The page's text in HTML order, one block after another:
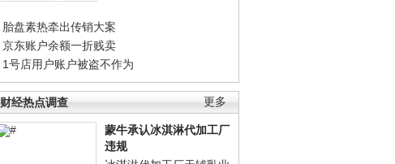
胎盘素热牵出传销大案
京东账户余额一折贱卖
1号店用户账户被盗不作为
更多
财经热点调查
蒙牛承认冰淇淋代加工厂
违规